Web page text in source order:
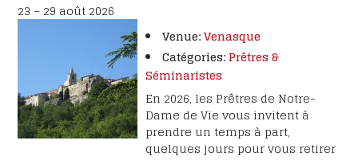
23 – 29 août 2026
Venue:Venasque
Catégories:Prêtres &
Séminaristes
En 2026, les Prêtres de Notre-
Dame de Vie vous invitent à
prendre un temps à part,
quelques jours pour vous retirer